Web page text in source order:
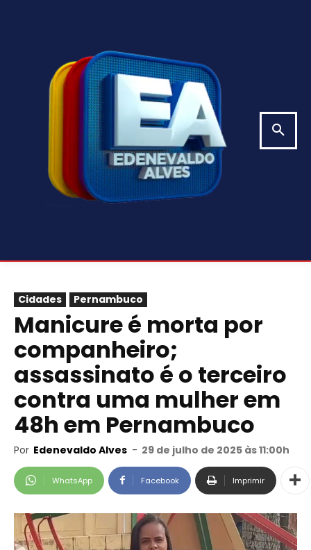
Cidades Pernambuco
Manicure é morta por
companheiro;
assassinato é o terceiro
contra uma mulher em
48h em Pernambuco
Por Edenevaldo Alves - 29 de julho de 2025 às 11:00h
WhatsApp Facebook Imprimir